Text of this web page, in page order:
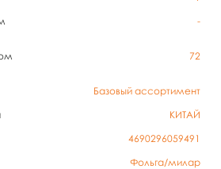
-
72
Базовый ассортимент
КИТАЙ
4690296059491
Фольга/милар